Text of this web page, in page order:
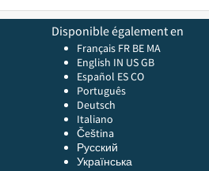
Disponible également en
Français FR BE MA
English IN USGB
Español ESCO
Português
Deutsch
Italiano
Čeština
Русский
Українська